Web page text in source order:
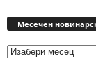
Месечен